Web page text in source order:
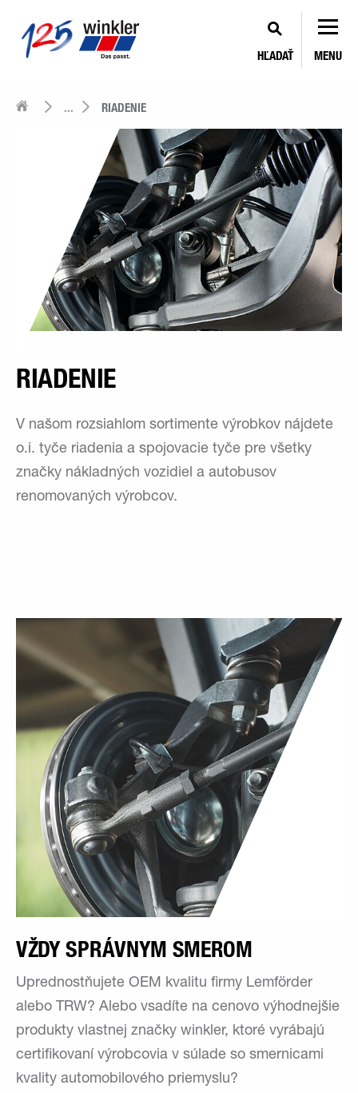
HĽADAŤ MENU
... RIADENIE
RIADENIE
V našom rozsiahlom sortimente výrobkov nájdete
o.i. tyče riadenia a spojovacie tyče pre všetky
značky nákladných vozidiel a autobusov
renomovaných výrobcov.
VŽDY SPRÁVNYM SMEROM
Uprednostňujete OEM kvalitu firmy Lemförder
alebo TRW? Alebo vsadíte na cenovo výhodnejšie
produkty vlastnej značky winkler, ktoré vyrábajú
certifikovaní výrobcovia v súlade so smernicami
kvality automobilového priemyslu?